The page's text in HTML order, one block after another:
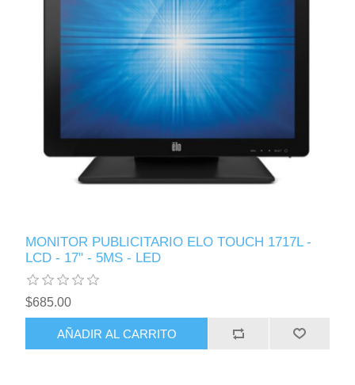
MONITOR PUBLICITARIO ELO TOUCH 1717L -
LCD - 17" - 5MS - LED
$685.00
AÑADIR AL CARRITO